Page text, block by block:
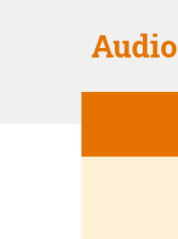
Audio